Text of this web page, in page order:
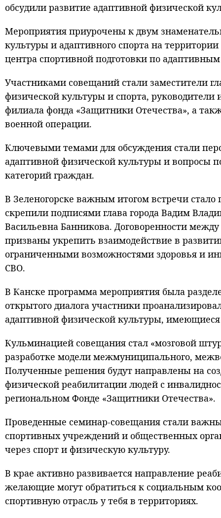
обсудили развитие адаптивной физической
Мероприятия приурочены к двум
культуры и адаптивного спорта на
центра спортивной подготовки по
Участниками совещаний стали заместители
физической культуры и спорта,
филиала фонда «Защитники Отечества», а
военной операции.
Ключевыми темами для обсуждения стали
адаптивной физической культуры и вопросы
категорий граждан.
В Зеленогорске важным итогом встречи
скрепили подписями глава города Вадим
Васильевна Банникова. Договоренности
призваны укрепить взаимодействие в
ограниченными возможностями здоровья и
СВО.
В Канске программа мероприятия была
открытого диалога участники
адаптивной физической культуры,
Кульминацией совещания стал «мозговой
разработке модели межмуниципального,
Полученные решения будут направлены на
физической реабилитации людей с
региональном Фонде «Защитники Отечества».
Проведенные семинар-совещания стали
спортивных учреждений и общественных
через спорт и физическую культуру.
В крае активно развивается направление
желающие могут обратиться к социальным
спортивную отрасль у тебя в территориях.